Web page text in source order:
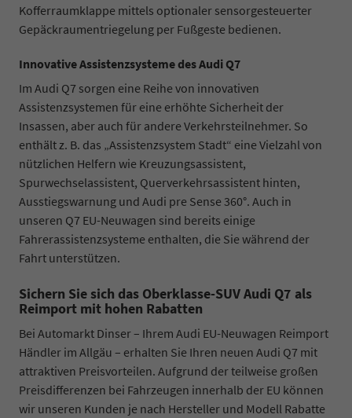
Kofferraumklappe mittels optionaler sensorgesteuerter
Gepäckraumentriegelung per Fußgeste bedienen.
Innovative Assistenzsysteme des Audi Q7
Im Audi Q7 sorgen eine Reihe von innovativen
Assistenzsystemen für eine erhöhte Sicherheit der
Insassen, aber auch für andere Verkehrsteilnehmer. So
enthält z. B. das „Assistenzsystem Stadt“ eine Vielzahl von
nützlichen Helfern wie Kreuzungsassistent,
Spurwechselassistent, Querverkehrsassistent hinten,
Ausstiegswarnung und Audi pre Sense 360°. Auch in
unseren Q7 EU-Neuwagen sind bereits einige
Fahrerassistenzsysteme enthalten, die Sie während der
Fahrt unterstützen.
Sichern Sie sich das Oberklasse-SUV Audi Q7 als
Reimport mit hohen Rabatten
Bei Automarkt Dinser – Ihrem Audi EU-Neuwagen Reimport
Händler im Allgäu – erhalten Sie Ihren neuen Audi Q7 mit
attraktiven Preisvorteilen. Aufgrund der teilweise großen
Preisdifferenzen bei Fahrzeugen innerhalb der EU können
wir unseren Kunden je nach Hersteller und Modell Rabatte